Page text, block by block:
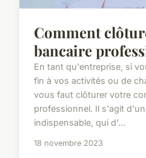
Comment
bancaire
En tant qu'entreprise, si
fin à vos activités ou de
vous faut clôturer votre
professionnel. Il s'agit
indispensable, qui d'...
18 novembre 2023